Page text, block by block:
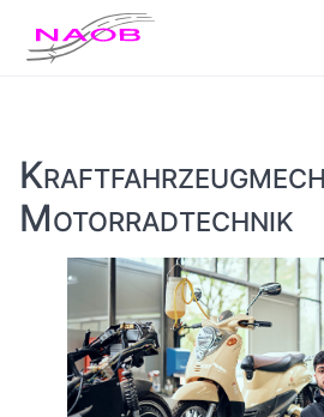
Motor­rad­technik